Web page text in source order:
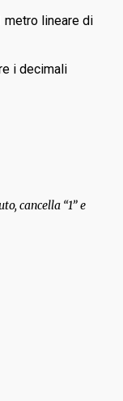
lineare di
i decimali
cancella “1” e